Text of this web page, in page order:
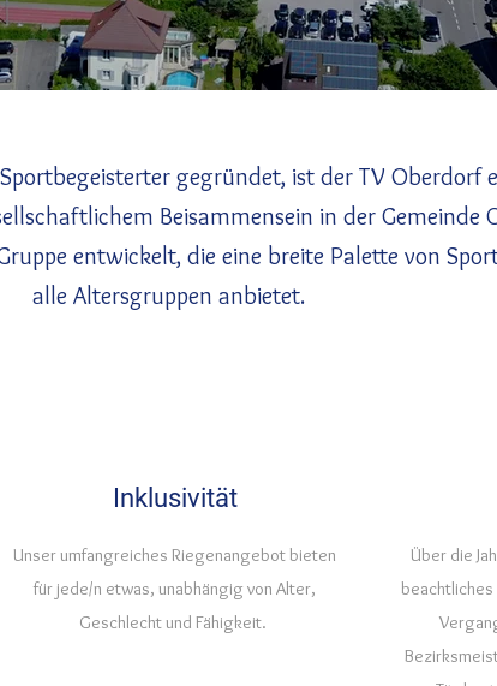
gegründet, ist der TV Oberdorf
Beisammensein in der Gemeinde
entwickelt, die eine breite Palette von
alle Altersgruppen anbietet.
Inklusivität
Unser umfangreiches Riegenangebot bieten
für jede/n etwas, unabhängig von Alter,
Geschlecht und Fähigkeit.
Über die
beachtliches